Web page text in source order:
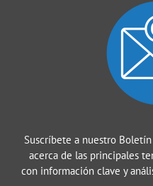
Suscríbete a nuestro
acerca de las principales
con información clave y